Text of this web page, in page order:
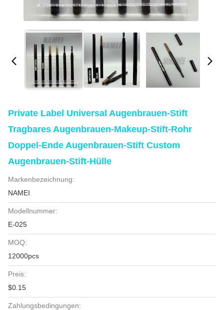
Private Label Universal Augenbrauen-Stift
Tragbares Augenbrauen-Makeup-Stift-Rohr
Doppel-Ende Augenbrauen-Stift Custom
Augenbrauen-Stift-Hülle
Markenbezeichnung:
NAMEI
Modellnummer:
E-025
MOQ:
12000pcs
Preis:
$0.15
Zahlungsbedingungen: